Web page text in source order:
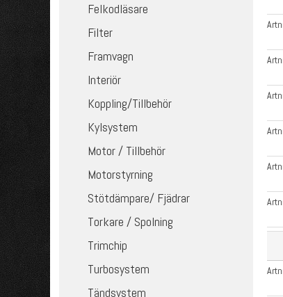
Felkodläsare
Filter
Framvagn
Interiör
Koppling/Tillbehör
Kylsystem
Motor / Tillbehör
Motorstyrning
Stötdämpare/ Fjädrar
Torkare / Spolning
Trimchip
Turbosystem
Tändsystem